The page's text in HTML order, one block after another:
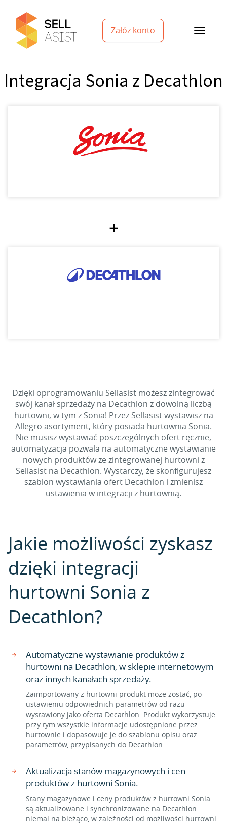
Załóż konto
Integracja Sonia z Decathlon
+
Dzięki oprogramowaniu Sellasist możesz zintegrować
swój kanał sprzedaży na Decathlon z dowolną liczbą
hurtowni, w tym z Sonia! Przez Sellasist wystawisz na
Allegro asortyment, który posiada hurtownia Sonia.
Nie musisz wystawiać poszczególnych ofert ręcznie,
automatyzacja pozwala na automatyczne wystawianie
nowych produktów ze zintegrowanej hurtowni z
Sellasist na Decathlon. Wystarczy, że skonfigurujesz
szablon wystawiania ofert Decathlon i zmienisz
ustawienia w integracji z hurtownią.
Jakie możliwości zyskasz
dzięki integracji
hurtowni Sonia z
Decathlon?
Automatyczne wystawianie produktów z
hurtowni na Decathlon, w sklepie internetowym
oraz innych kanałach sprzedaży.
Zaimportowany z hurtowni produkt może zostać, po
ustawieniu odpowiednich parametrów od razu
wystawiony jako oferta Decathlon. Produkt wykorzystuje
przy tym wszystkie informacje udostępnione przez
hurtownie i dopasowuje je do szablonu opisu oraz
parametrów, przypisanych do Decathlon.
Aktualizacja stanów magazynowych i cen
produktów z hurtowni Sonia.
Stany magazynowe i ceny produktów z hurtowni Sonia
są aktualizowane i synchronizowane na Decathlon
niemal na bieżąco, w zależności od możliwości hurtowni.